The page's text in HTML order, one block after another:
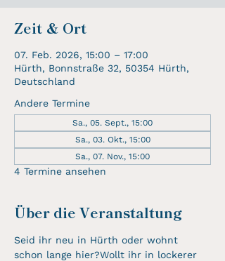
Zeit & Ort
07. Feb. 2026, 15:00 – 17:00
Hürth, Bonnstraße 32, 50354 Hürth,
Deutschland
Andere Termine
Sa., 05. Sept., 15:00
Sa., 03. Okt., 15:00
Sa., 07. Nov., 15:00
4 Termine ansehen
Über die Veranstaltung
Seid ihr neu in Hürth oder wohnt
schon lange hier?Wollt ihr in lockerer